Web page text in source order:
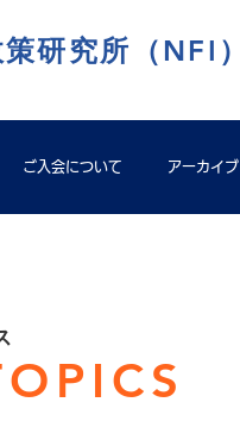
研究所（NFI）
ご入会について アーカイブ